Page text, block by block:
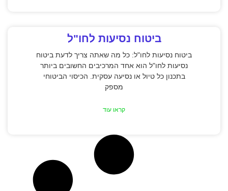
ביטוח נסיעות לחו"ל
ביטוח נסיעות לחו"ל: כל מה שאתה צריך לדעת ביטוח
נסיעות לחו"ל הוא אחד המרכיבים החשובים ביותר
בתכנון כל טיול או נסיעה עסקית. הכיסוי הביטוחי
מספק
קראו עוד